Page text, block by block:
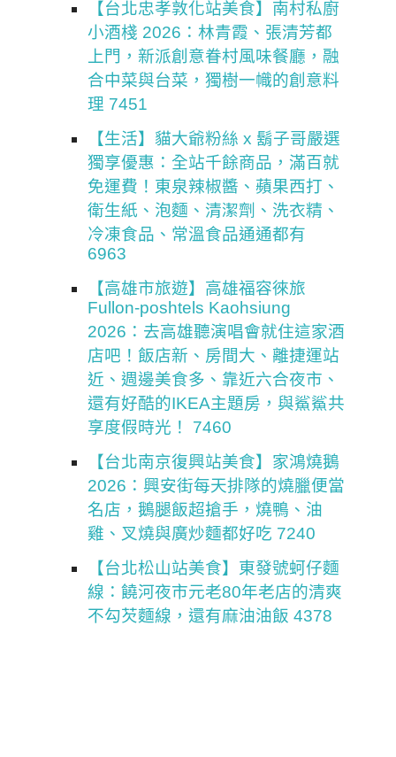
【台北忠孝敦化站美食】南村私廚
小酒棧 2026：林青霞、張清芳都
上門，新派創意眷村風味餐廳，融
合中菜與台菜，獨樹一幟的創意料
理 7451
【生活】貓大爺粉絲 x 鬍子哥嚴選
獨享優惠：全站千餘商品，滿百就
免運費！東泉辣椒醬、蘋果西打、
衛生紙、泡麵、清潔劑、洗衣精、
冷凍食品、常溫食品通通都有
6963
【高雄市旅遊】高雄福容徠旅
Fullon-poshtels Kaohsiung
2026：去高雄聽演唱會就住這家酒
店吧！飯店新、房間大、離捷運站
近、週邊美食多、靠近六合夜市、
還有好酷的IKEA主題房，與鯊鯊共
享度假時光！ 7460
【台北南京復興站美食】家鴻燒鵝
2026：興安街每天排隊的燒臘便當
名店，鵝腿飯超搶手，燒鴨、油
雞、叉燒與廣炒麵都好吃 7240
【台北松山站美食】東發號蚵仔麵
線：饒河夜市元老80年老店的清爽
不勾芡麵線，還有麻油油飯 4378